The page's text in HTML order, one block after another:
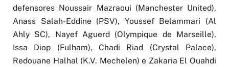
defensores Noussair Mazraoui (Manchester United),
Anass Salah-Eddine (PSV), Youssef Belammari (Al
Ahly SC), Nayef Aguerd (Olympique de Marseille),
Issa Diop (Fulham), Chadi Riad (Crystal Palace),
Redouane Halhal (K.V. Mechelen) e Zakaria El Ouahdi